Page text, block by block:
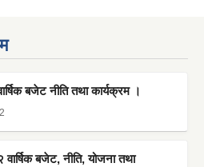
बजेट नीति तथा कार्यक्रम ।
बजेट, नीति, योजना तथा